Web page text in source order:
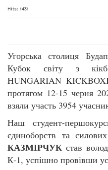
Hits: 1431
Угорська столиця
Кубок світу з
HUNGARIAN
протягом 12-15 черня
взяли участь 3954
Наш студент-
єдиноборств та
КАЗМІРЧУК став
К-1, успішно провівши